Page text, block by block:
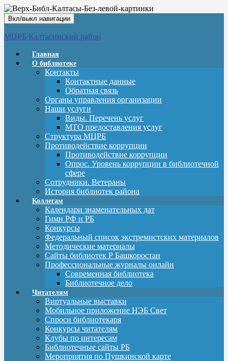
Вкл/выкл навигации
МЦРБ Калтасинский район
Главная
О библиотеке
Контакты
Контактные данные
Обратная связь
Органы управления организации
Наши услуги
Виды. Перечень услуг
МТО предоставления услуг
Структура МЦРБ
Противодействие коррупции
Противодействие коррупции
Опрос. Уровень коррупции в библиотечной
сфере
Сотрудники. Ветераны
История библиотек района
Коллегам
Календари знаменательных дат
Гимн РФ и РБ
Конкурсы
Федеральный список экстремистских материалов
Методические материалы
Сайты библиотек Р Башкоростан
Профессиональные журналы онлайн
Современная библиотека
Библиотечное дело
Читателям
Виртуальные выставки
Мобильное приложение НЭБ Свет
Спроси библиотекаря
Конкурсы читателям
Клубы по интересам
Библиотечные сайты РБ
Мероприятия по Пушкинской карте